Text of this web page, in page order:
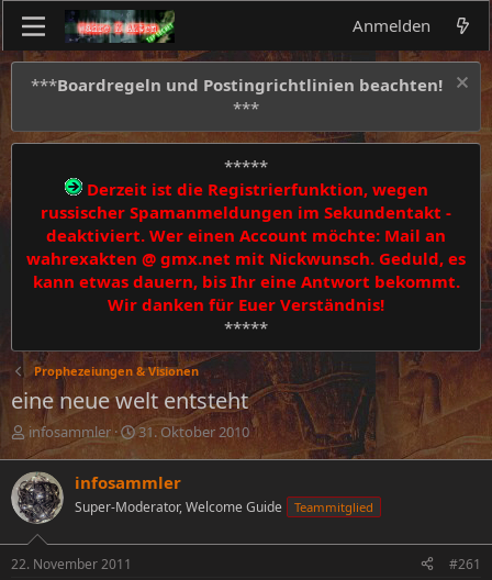
Anmelden
***Boardregeln und Postingrichtlinien beachten!
***
*****
Derzeit ist die Registrierfunktion, wegen
russischer Spamanmeldungen im Sekundentakt -
deaktiviert. Wer einen Account möchte: Mail an
wahrexakten @ gmx.net mit Nickwunsch. Geduld, es
kann etwas dauern, bis Ihr eine Antwort bekommt.
Wir danken für Euer Verständnis!
*****
Prophezeiungen & Visionen
eine neue welt entsteht
E
s
t
e
l
l
e
infosammler
E
t
e
l
31. Oktober 2010
infosammler
Super-Moderator, Welcome Guide Teammitglied
22. November 2011 #261